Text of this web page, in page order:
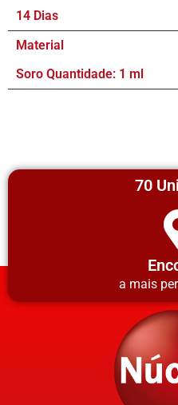
14 Dias
Material
Soro Quantidade: 1 ml
70
a mais